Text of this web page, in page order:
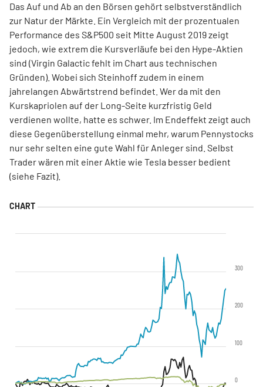
Das Auf und Ab an den Börsen gehört selbstverständlich
zur Natur der Märkte. Ein Vergleich mit der prozentualen
Performance des S&P500 seit Mitte August 2019 zeigt
jedoch, wie extrem die Kursverläufe bei den Hype-Aktien
sind (Virgin Galactic fehlt im Chart aus technischen
Gründen). Wobei sich Steinhoff zudem in einem
jahrelangen Abwärtstrend befindet. Wer da mit den
Kurskapriolen auf der Long-Seite kurzfristig Geld
verdienen wollte, hatte es schwer. Im Endeffekt zeigt auch
diese Gegenüberstellung einmal mehr, warum Pennystocks
nur sehr selten eine gute Wahl für Anleger sind. Selbst
Trader wären mit einer Aktie wie Tesla besser bedient
(siehe Fazit).
0
100
200
300